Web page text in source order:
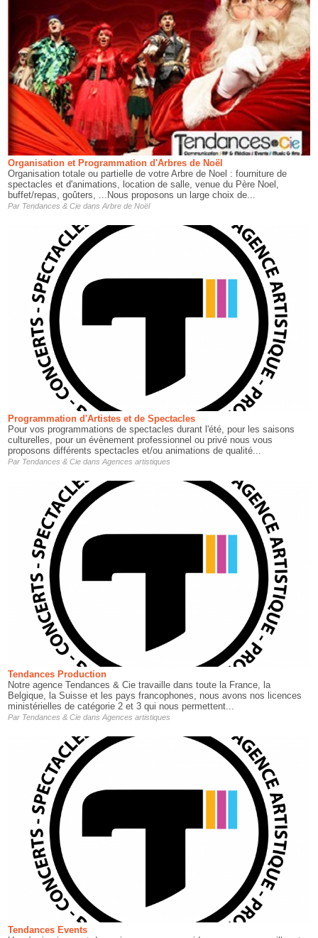
Organisation et Programmation d'Arbres de Noël
Organisation totale ou partielle de votre Arbre de Noel : fourniture de
spectacles et d'animations, location de salle, venue du Père Noel,
buffet/repas, goûters, ...Nous proposons un large choix de...
Par Tendances & Ciedans Arbre de Noël
Programmation d'Artistes et de Spectacles
Pour vos programmations de spectacles durant l'été, pour les saisons
culturelles, pour un évènement professionnel ou privé nous vous
proposons différents spectacles et/ou animations de qualité...
Par Tendances & Ciedans Agences artistiques
Tendances Production
Notre agence Tendances & Cie travaille dans toute la France, la
Belgique, la Suisse et les pays francophones, nous avons nos licences
ministérielles de catégorie 2 et 3 qui nous permettent...
Par Tendances & Ciedans Agences artistiques
Tendances Events